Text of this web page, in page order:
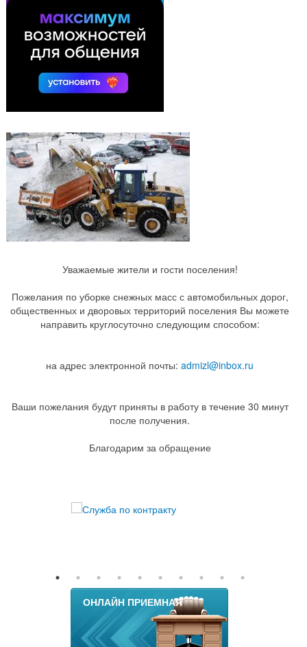
Уважаемые жители и гости поселения!
Пожелания по уборке снежных масс с автомобильных дорог,
общественных и дворовых территорий поселения Вы можете
направить круглосуточно следующим способом:
на адрес электронной почты: admizl@inbox.ru
Ваши пожелания будут приняты в работу в течение 30 минут
после получения.
Благодарим за обращение
ОНЛАЙН ПРИЕМНАЯ